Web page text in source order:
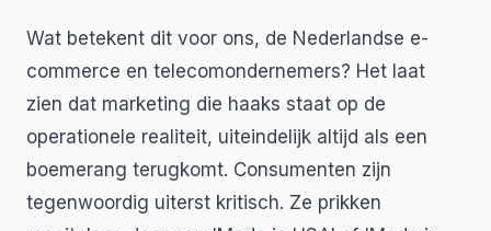
Wat betekent dit voor ons, de Nederlandse e-
commerce en telecomondernemers? Het laat
zien dat marketing die haaks staat op de
operationele realiteit, uiteindelijk altijd als een
boemerang terugkomt. Consumenten zijn
tegenwoordig uiterst kritisch. Ze prikken